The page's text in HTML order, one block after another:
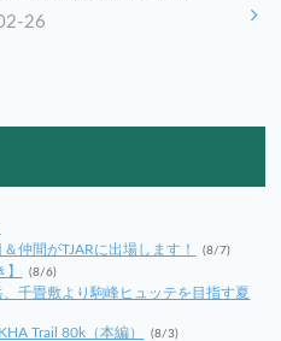
26
仲間がTJARに出場します！
(8/7)
(8/6)
千畳敷より駒峰ヒュッテを目指す夏
Trail 80k（本編） (8/3)